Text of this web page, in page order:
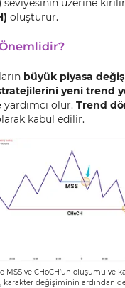
seviyesinin üzerine
oluşturur.
büyük piyasa
yeni trend
yardımcı olur. Trend
kabul edilir.
MSS ve CHoCH’un oluşumu ve
karakter değişiminin ardından